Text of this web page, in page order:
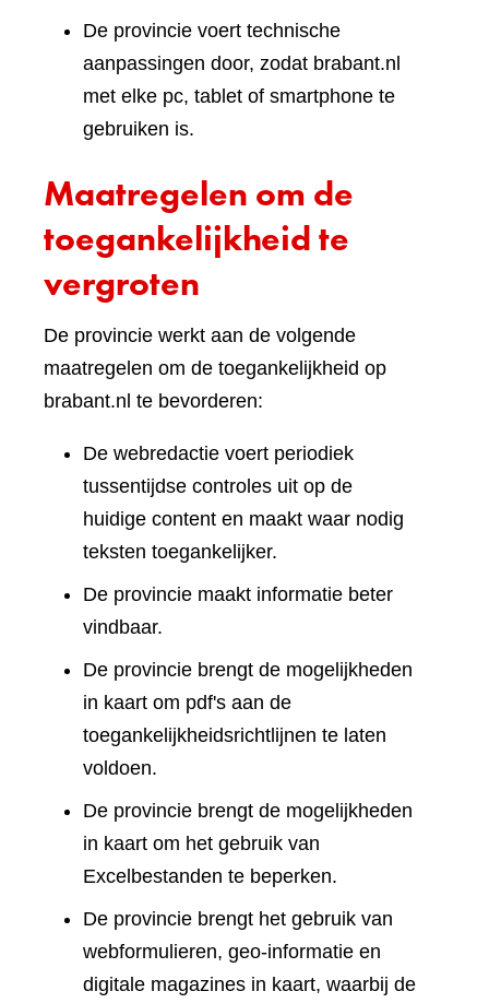
De provincie voert technische
aanpassingen door, zodat brabant.nl
met elke pc, tablet of smartphone te
gebruiken is.
Maatregelen om de
toegankelijkheid te
vergroten
De provincie werkt aan de volgende
maatregelen om de toegankelijkheid op
brabant.nl te bevorderen:
De webredactie voert periodiek
tussentijdse controles uit op de
huidige content en maakt waar nodig
teksten toegankelijker.
De provincie maakt informatie beter
vindbaar.
De provincie brengt de mogelijkheden
in kaart om pdf's aan de
toegankelijkheidsrichtlijnen te laten
voldoen.
De provincie brengt de mogelijkheden
in kaart om het gebruik van
Excelbestanden te beperken.
De provincie brengt het gebruik van
webformulieren, geo-informatie en
digitale magazines in kaart, waarbij de